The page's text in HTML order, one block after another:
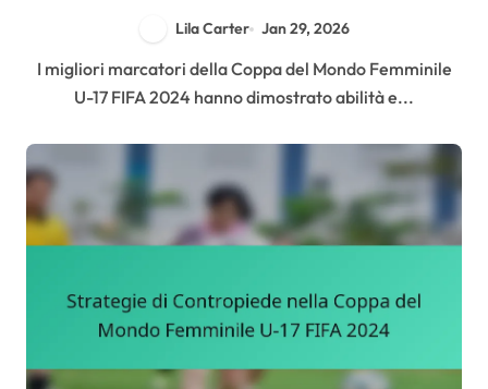
Lila Carter Jan 29, 2026
I migliori marcatori della Coppa del Mondo Femminile
U-17 FIFA 2024 hanno dimostrato abilità e...